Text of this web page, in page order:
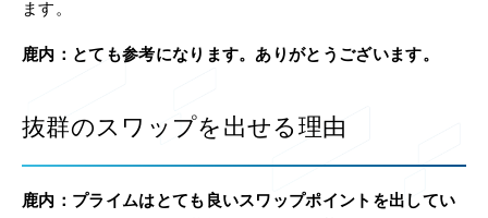
ます。
鹿内： とても参考になります。ありがとうございます。
抜群のスワップを出せる理由
鹿内： プライムはとても良いスワップポイントを出してい